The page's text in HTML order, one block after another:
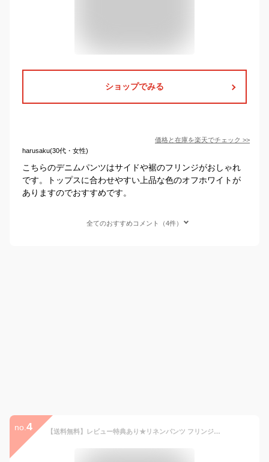
ショップでみる
価格と在庫を楽天でチェック >>
harusaku(30代・女性)
こちらのデニムパンツはサイドや裾のフリンジがおしゃれ
です。トップスに合わせやすい上品な色のオフホワイトが
ありますのでおすすめです。
全てのおすすめコメント（4件）
no. 4 【送料無料】レビュー特典あり★リネンパンツ フリンジ リネン素材 涼しい ルームウェア 春夏 大きいサイズ 綺麗 ぽっちゃり 母の日 コットンリネン バルーン 気心地よい 柔らかい 気心地よい ズボン 総ゴム ポケット 綿麻キャンバス 女の子 女性 大人気 大好評 レデイース